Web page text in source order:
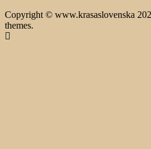
Copyright © www.krasaslovenska
themes.